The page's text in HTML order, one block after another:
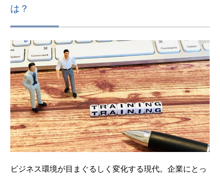
は？
ビジネス環境が目まぐるしく変化する現代。企業にとっ